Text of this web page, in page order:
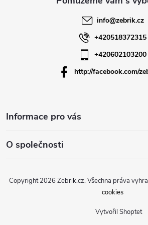
info@zebrik.cz
+420518372315
+420602103200
http://facebook.com/
Informace pro vás
O společnosti
Vytvořil Shoptet
Copyright 2026 Zebrik.cz. Všechna práva
cookies